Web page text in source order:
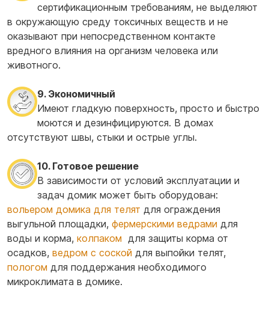
сертификационным требованиям, не выделяют
в окружающую среду токсичных веществ и не
оказывают при непосредственном контакте
вредного влияния на организм человека или
животного.
9. Экономичный
Имеют гладкую поверхность, просто и быстро
моются и дезинфицируются. В домах
отсутствуют швы, стыки и острые углы.
10. Готовое решение
В зависимости от условий эксплуатации и
задач домик может быть оборудован:
вольером домика для телят для ограждения
выгульной площадки, фермерскими ведрами для
воды и корма, колпаком для защиты корма от
осадков, ведром с соской для выпойки телят,
пологом для поддержания необходимого
микроклимата в домике.